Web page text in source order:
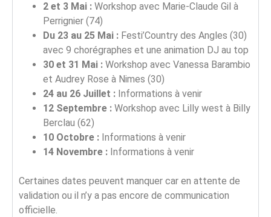
2 et 3 Mai : Workshop avec Marie-Claude Gil à
Perrignier (74)
Du 23 au 25 Mai : Festi’Country des Angles (30)
avec 9 chorégraphes et une animation DJ au top
30 et 31 Mai : Workshop avec Vanessa Barambio
et Audrey Rose à Nimes (30)
24 au 26 Juillet : Informations à venir
12 Septembre : Workshop avec Lilly west à Billy
Berclau (62)
10 Octobre : Informations à venir
14 Novembre : Informations à venir
Certaines dates peuvent manquer car en attente de
validation ou il n’y a pas encore de communication
officielle.